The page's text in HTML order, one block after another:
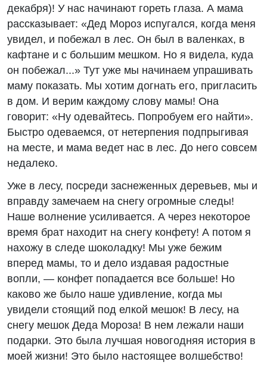
декабря)! У нас начинают гореть глаза. А мама
рассказывает: «Дед Мороз испугался, когда меня
увидел, и побежал в лес. Он был в валенках, в
кафтане и с большим мешком. Но я видела, куда
он побежал...» Тут уже мы начинаем упрашивать
маму показать. Мы хотим догнать его, пригласить
в дом. И верим каждому слову мамы! Она
говорит: «Ну одевайтесь. Попробуем его найти».
Быстро одеваемся, от нетерпения подпрыгивая
на месте, и мама ведет нас в лес. До него совсем
недалеко.
Уже в лесу, посреди заснеженных деревьев, мы и
вправду замечаем на снегу огромные следы!
Наше волнение усиливается. А через некоторое
время брат находит на снегу конфету! А потом я
нахожу в следе шоколадку! Мы уже бежим
вперед мамы, то и дело издавая радостные
вопли, — конфет попадается все больше! Но
каково же было наше удивление, когда мы
увидели стоящий под елкой мешок! В лесу, на
снегу мешок Деда Мороза! В нем лежали наши
подарки. Это была лучшая новогодняя история в
моей жизни! Это было настоящее волшебство!